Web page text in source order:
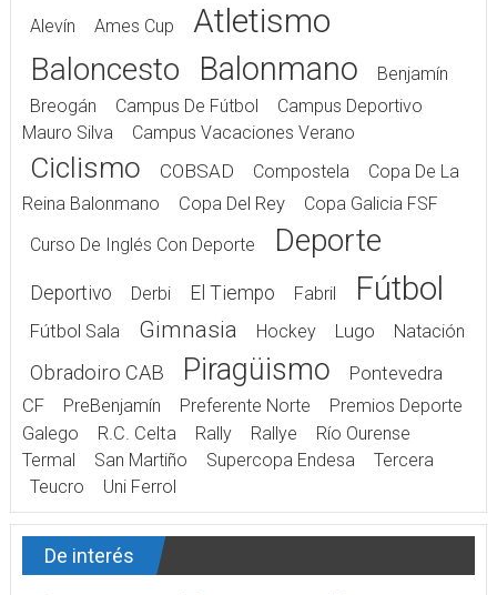
Alevín Ames Cup Atletismo
Baloncesto Balonmano
Benjamín
Breogán
Campus De Fútbol
Campus Deportivo
Mauro Silva
Campus Vacaciones Verano
Ciclismo COBSAD Compostela
Copa De La
Reina Balonmano
Copa Del Rey
Copa Galicia FSF
Curso De Inglés Con Deporte
Deporte
Deportivo Derbi El Tiempo Fabril Fútbol
Fútbol Sala Gimnasia Hockey Lugo Natación
Obradoiro CAB Piragüismo
Pontevedra
CF
PreBenjamín Preferente Norte
Premios Deporte
Galego
R.C. Celta Rally Rallye
Río Ourense
Termal
San Martiño Supercopa Endesa
Tercera
Teucro
Uni Ferrol
De interés